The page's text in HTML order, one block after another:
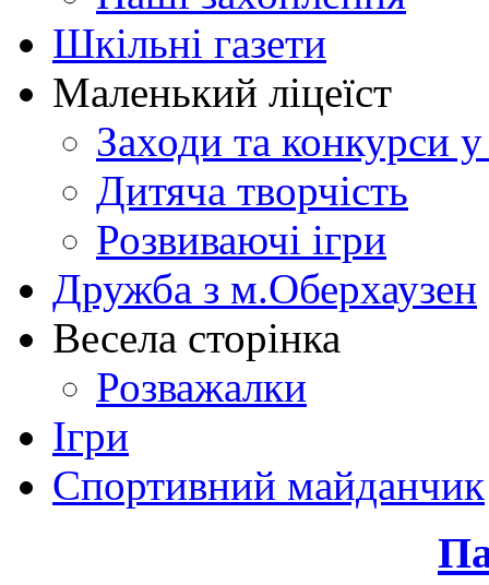
Шкільні газети
Маленький ліцеїст
Заходи та конкурси у
Дитяча творчість
Розвиваючі ігри
Дружба з м.Оберхаузен
Весела сторінка
Розважалки
Ігри
Спортивний майданчик